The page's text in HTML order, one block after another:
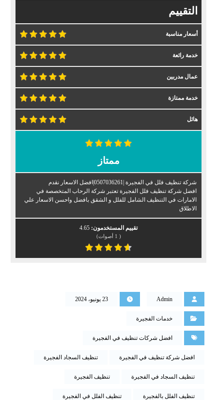
التقييم
أسعار مناسبة
خدمة رائعة
عمال مدربين
خدمة ممتازة
هائل
ممتاز
شركة تنظيف فلل في الفجيرة |0507036261|افضل الاسعار نقدم
افضل شركة تنظيف فلل الفجيرة تعتبر شركة الرحاب المتخصصة في
الامارات في التنظيف الشامل للفلل و الشقق بافضل واحسن الاسعار علي
الاطلاق
تقييم المستخدمون: 4.65
(
1 أصوات)
Admin 23 يونيو، 2024
خدمات الفجيرة
افضل شركات تنظيف في الفجيرة
افضل شركة تنظيف في الفجيرة تنظيف السجاد الفجيرة
تنظيف السجاد في الفجيرة تنظيف الفجيرة
تنظيف الفلل بالفجيرة تنظيف الفلل في الفجيرة